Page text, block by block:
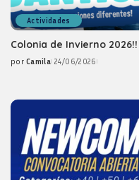
Actividades
Colonia de Invierno 2026!!
Posted
por Camila 24/06/2026